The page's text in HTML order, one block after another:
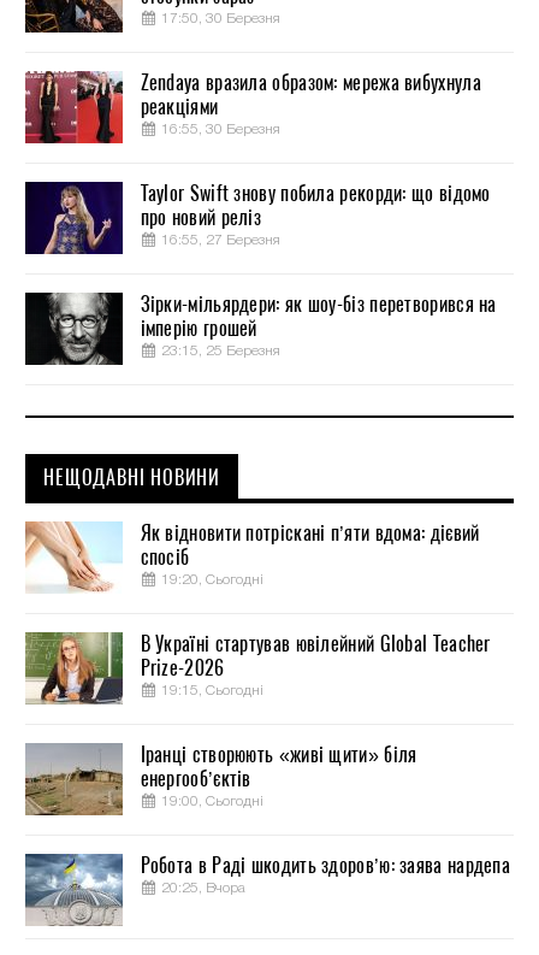
17:50, 30 Березня
Zendaya вразила образом: мережа вибухнула
реакціями
16:55, 30 Березня
Taylor Swift знову побила рекорди: що відомо
про новий реліз
16:55, 27 Березня
Зірки-мільярдери: як шоу-біз перетворився на
імперію грошей
23:15, 25 Березня
НЕЩОДАВНІ НОВИНИ
Як відновити потріскані п’яти вдома: дієвий
спосіб
19:20, Сьогодні
В Україні стартував ювілейний Global Teacher
Prize-2026
19:15, Сьогодні
Іранці створюють «живі щити» біля
енергооб’єктів
19:00, Сьогодні
Робота в Раді шкодить здоров’ю: заява нардепа
20:25, Вчора